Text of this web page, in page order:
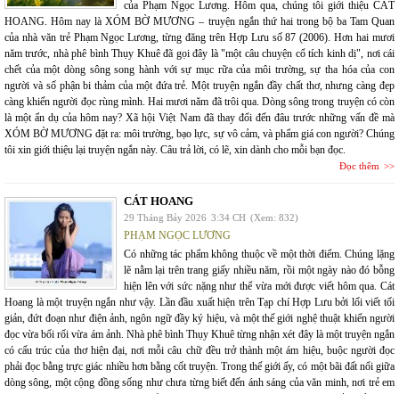
của Phạm Ngọc Lương. Hôm qua, chúng tôi giới thiệu CÁT
HOANG. Hôm nay là XÓM BỜ MƯƠNG – truyện ngắn thứ hai trong bộ ba Tam Quan
của nhà văn trẻ Phạm Ngọc Lương, từng đăng trên Hợp Lưu số 87 (2006). Hơn hai mươi
năm trước, nhà phê bình Thụy Khuê đã gọi đây là "một câu chuyện cổ tích kinh dị", nơi cái
chết của một dòng sông song hành với sự mục rữa của môi trường, sự tha hóa của con
người và số phận bi thảm của một đứa trẻ. Một truyện ngắn đầy chất thơ, nhưng càng đẹp
càng khiến người đọc rùng mình. Hai mươi năm đã trôi qua. Dòng sông trong truyện có còn
là một ẩn dụ của hôm nay? Xã hội Việt Nam đã thay đổi đến đâu trước những vấn đề mà
XÓM BỜ MƯƠNG đặt ra: môi trường, bạo lực, sự vô cảm, và phẩm giá con người? Chúng
tôi xin giới thiệu lại truyện ngắn này. Câu trả lời, có lẽ, xin dành cho mỗi bạn đọc.
Đọc thêm
CÁT HOANG
29 Tháng Bảy 2026 3:34 CH (Xem: 832)
PHẠM NGỌC LƯƠNG
Có những tác phẩm không thuộc về một thời điểm. Chúng lặng
lẽ nằm lại trên trang giấy nhiều năm, rồi một ngày nào đó bỗng
hiện lên với sức nặng như thể vừa mới được viết hôm qua. Cát
Hoang là một truyện ngắn như vậy. Lần đầu xuất hiện trên Tạp chí Hợp Lưu bởi lối viết tối
giản, đứt đoạn như điện ảnh, ngôn ngữ đầy ký hiệu, và một thế giới nghệ thuật khiến người
đọc vừa bối rối vừa ám ảnh. Nhà phê bình Thụy Khuê từng nhận xét đây là một truyện ngắn
có cấu trúc của thơ hiện đại, nơi mỗi câu chữ đều trở thành một ám hiệu, buộc người đọc
phải đọc bằng trực giác nhiều hơn bằng cốt truyện. Trong thế giới ấy, có một bãi đất nổi giữa
dòng sông, một cộng đồng sống như chưa từng biết đến ánh sáng của văn minh, nơi trẻ em